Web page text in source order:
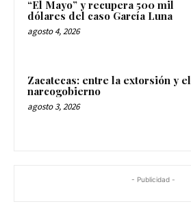
“El Mayo” y recupera 500 mil
dólares del caso García Luna
agosto 4, 2026
Zacatecas: entre la extorsión y el
narcogobierno
agosto 3, 2026
- Publicidad -